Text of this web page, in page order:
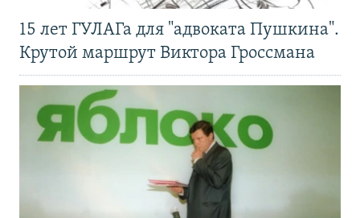
15 лет ГУЛАГа для "адвоката Пушкина".
Крутой маршрут Виктора Гроссмана